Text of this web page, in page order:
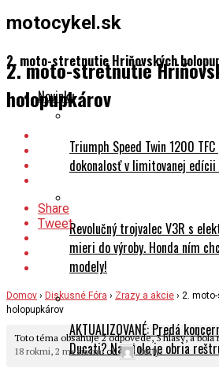
motocykel.sk
2. moto-stretnutie Hriňovských
Novinky
Triumph Speed Twin 1200
dokonalosť v limitovanej
Revolučný trojvalec V3R s
mieri do výroby. Honda ním
modely!
AKTUALIZOVANÉ: Predá
Ducati? Na stole je obria
2. moto-stretnutie
holopupkárov
Share
Tweet
Domov › Diskusné Fóra › Zrazy a akcie › 2.
holopupkárov
Toto téma obsahuje 2 odpovede, 3 hlasy, a
18 rokmi, 2 mesiacmiod betty.